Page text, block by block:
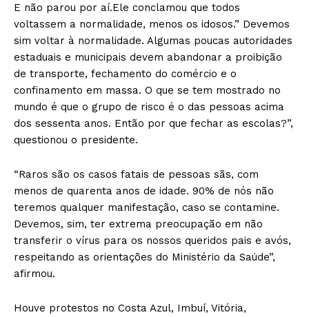
E não parou por aí.Ele conclamou que todos
voltassem a normalidade, menos os idosos.” Devemos
sim voltar à normalidade. Algumas poucas autoridades
estaduais e municipais devem abandonar a proibição
de transporte, fechamento do comércio e o
confinamento em massa. O que se tem mostrado no
mundo é que o grupo de risco é o das pessoas acima
dos sessenta anos. Então por que fechar as escolas?”,
questionou o presidente.
“Raros são os casos fatais de pessoas sãs, com
menos de quarenta anos de idade. 90% de nós não
teremos qualquer manifestação, caso se contamine.
Devemos, sim, ter extrema preocupação em não
transferir o vírus para os nossos queridos pais e avós,
respeitando as orientações do Ministério da Saúde”,
afirmou.
Houve protestos no Costa Azul, Imbuí, Vitória,